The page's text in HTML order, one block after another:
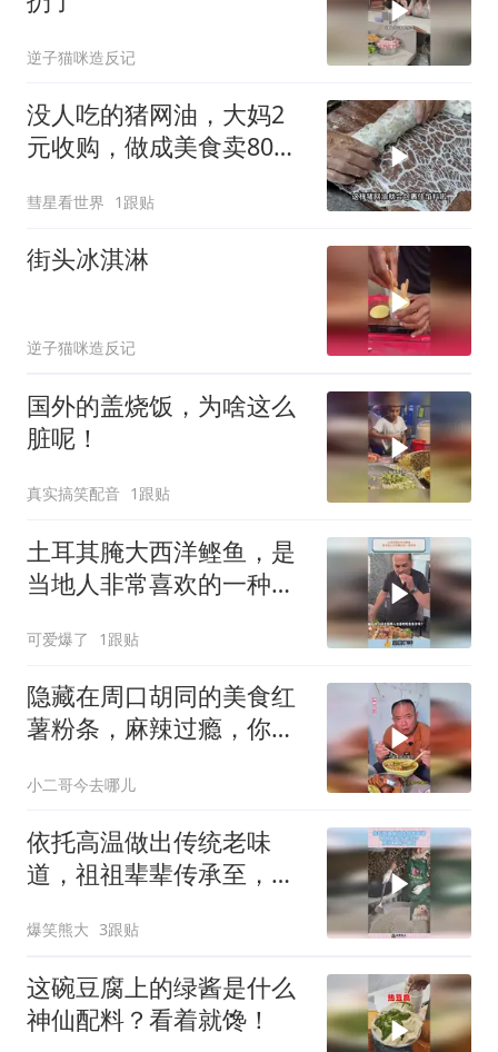
逆子猫咪造反记
没人吃的猪网油，大妈2
元收购，做成美食卖80，
彗星看世界 1跟贴
街头冰淇淋
逆子猫咪造反记
国外的盖烧饭，为啥这么
脏呢！
真实搞笑配音 1跟贴
土耳其腌大西洋鲣鱼，是
当地人非常喜欢的一种美
可爱爆了 1跟贴
隐藏在周口胡同的美食红
薯粉条，麻辣过瘾，你来
小二哥今去哪儿
依托高温做出传统老味
道，祖祖辈辈传承至，今
爆笑熊大 3跟贴
这碗豆腐上的绿酱是什么
神仙配料？看着就馋！